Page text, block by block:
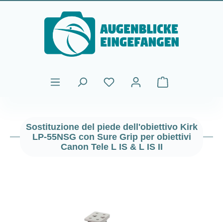
Passa al contenuto principale
Il carrello
Sostituzione del piede dell'obiettivo Kirk
LP-55NSG con Sure Grip per obiettivi
Canon Tele L IS & L IS II